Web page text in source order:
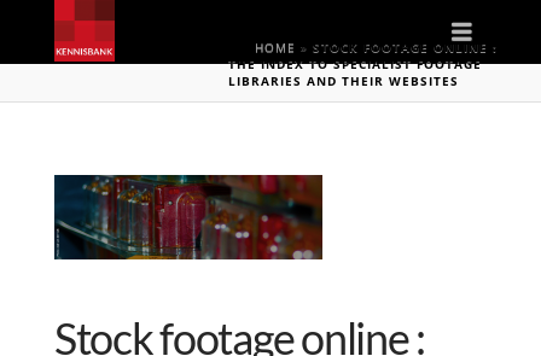
HOME » STOCK FOOTAGE ONLINE :
THE INDEX TO SPECIALIST FOOTAGE
LIBRARIES AND THEIR WEBSITES
Stock footage online :